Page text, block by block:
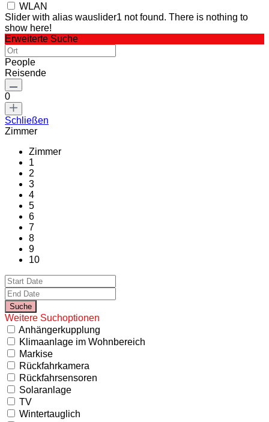
WLAN
Slider with alias wauslider1 not found. There is nothing to
show here!
Erweiterte Suche
People
Reisende
0
Schließen
Zimmer
Zimmer
1
2
3
4
5
6
7
8
9
10
Weitere Suchoptionen
Anhängerkupplung
Klimaanlage im Wohnbereich
Markise
Rückfahrkamera
Rückfahrsensoren
Solaranlage
TV
Wintertauglich